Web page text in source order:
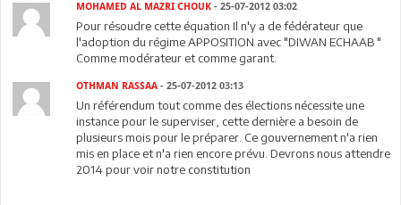
MOHAMED AL MAZRI CHOUK - 25-07-2012 03:02
Pour résoudre cette équation Il n'y a de fédérateur que
l'adoption du régime APPOSITION avec "DIWAN ECHAAB "
Comme modérateur et comme garant.
OTHMAN RASSAA - 25-07-2012 03:13
Un référendum tout comme des élections nécessite une
instance pour le superviser, cette dernière a besoin de
plusieurs mois pour le préparer. Ce gouvernement n'a rien
mis en place et n'a rien encore prévu. Devrons nous attendre
2014 pour voir notre constitution